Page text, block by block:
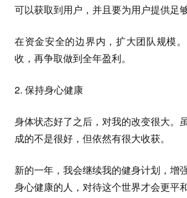
可以获取到用户，并且要为用户提供足
在资金安全的边界内，扩大团队规模
收，再争取做到全年盈利。
2. 保持身心健康
身体状态好了之后，对我的改变很大。
成的不是很好，但依然有很大收获。
新的一年，我会继续我的健身计划，增
身心健康的人，对待这个世界才会更平和